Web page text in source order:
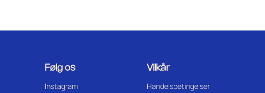
Følg os
Instagram
Vilkår
Handelsbetingelser